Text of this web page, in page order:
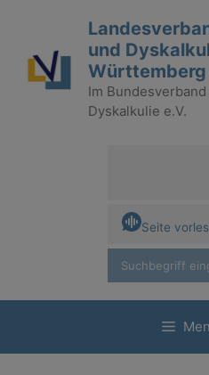
springen
und
Württemberg
Im
Dyskalkulie e.V.
Seite